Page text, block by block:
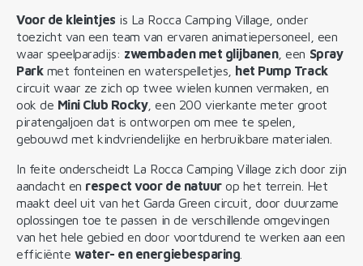
Voor de kleintjes is La Rocca Camping Village, onder
toezicht van een team van ervaren animatiepersoneel, een
waar speelparadijs: zwembaden met glijbanen, een Spray
Parkmet fonteinen en waterspelletjes, het Pump Track
circuit waar ze zich op twee wielen kunnen vermaken, en
ook de Mini Club Rocky, een 200 vierkante meter groot
piratengaljoen dat is ontworpen om mee te spelen,
gebouwd met kindvriendelijke en herbruikbare materialen.
In feite onderscheidt La Rocca Camping Village zich door zijn
aandacht en respect voor de natuurop het terrein. Het
maakt deel uit van het Garda Green circuit, door duurzame
oplossingen toe te passen in de verschillende omgevingen
van het hele gebied en door voortdurend te werken aan een
efficiënte water- en energiebesparing